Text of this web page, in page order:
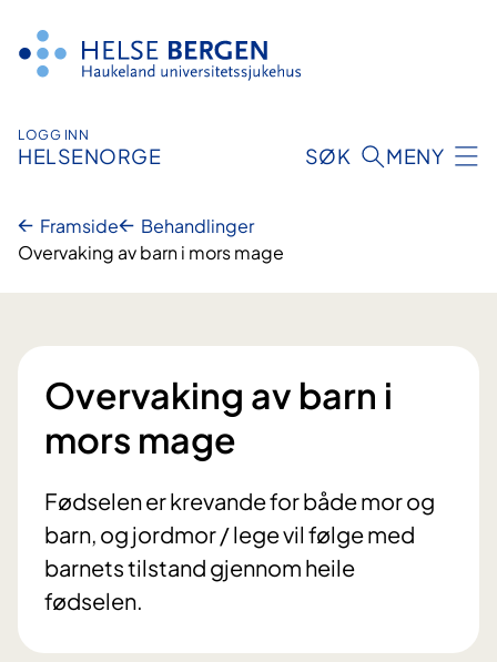
innhald
LOGG INN
HELSENORGE SØK MENY
Framside
Behandlinger
Overvaking av barn i mors mage
Overvaking av barn i
mors mage
Fødselen er krevande for både mor og
barn, og jordmor / lege vil følge med
barnets tilstand gjennom heile
fødselen.